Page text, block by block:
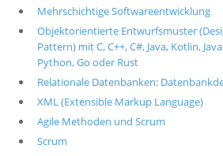
Mehrschichtige Softwareentwicklung
Objektorientierte Entwurfsmuster
Pattern) mit C, C++, C#, Java, Kotlin,
Python, Go oder Rust
Relationale Datenbanken:
XML (Extensible Markup Language)
Agile Methoden und Scrum
Scrum